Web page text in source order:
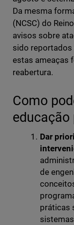
Da mesma
(NCSC) do
avisos sobre
sido reportados
estas ameaças
reabertura.
Como
educação
Dar
de
práticas